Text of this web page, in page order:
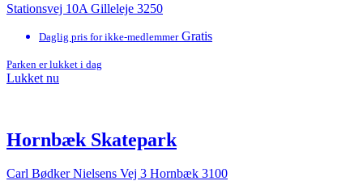
Stationsvej 10A Gilleleje 3250
Daglig pris for ikke-medlemmer Gratis
Parken er lukket i dag
Lukket nu
Hornbæk Skatepark
Carl Bødker Nielsens Vej 3 Hornbæk 3100